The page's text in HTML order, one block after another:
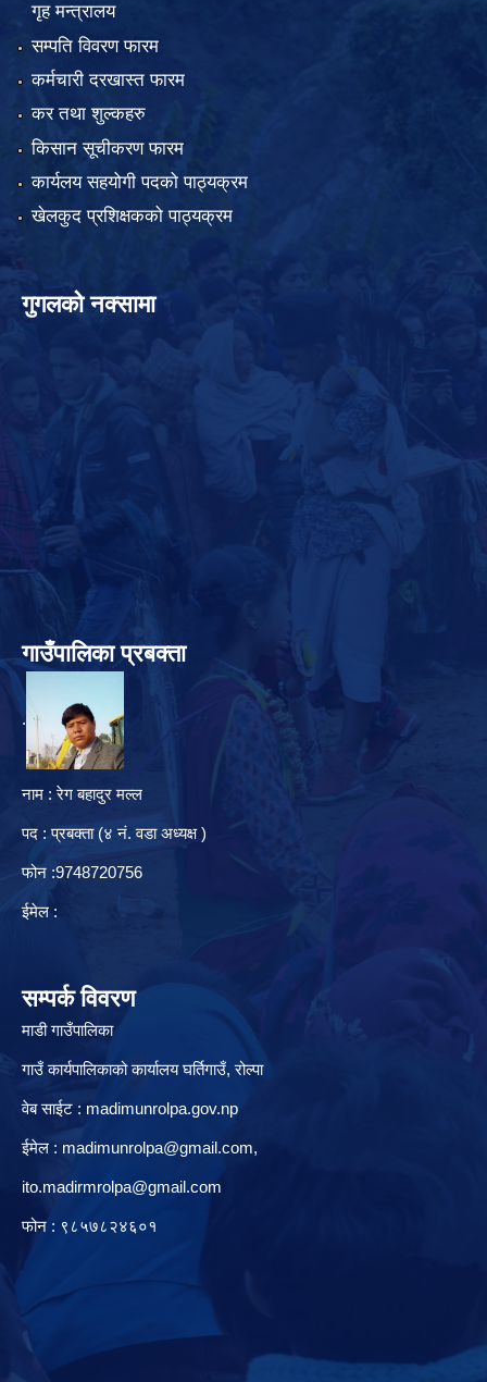
गृह मन्त्रालय
सम्पति विवरण फारम
कर्मचारी दरखास्त फारम
कर तथा शुल्कहरु
किसान सूचीकरण फारम
कार्यलय सहयोगी पदको पाठ्यक्रम
खेलकुद प्रशिक्षकको पाठ्यक्रम
गुगलको नक्सामा
गाउँपालिका प्रबक्ता
.
नाम : रेग बहादुर मल्ल
पद : प्रबक्ता (४ नं. वडा अध्यक्ष )
फोन :9748720756
ईमेल :
सम्पर्क विवरण
माडी गाउँपालिका
गाउँ कार्यपालिकाको कार्यालय घर्तिगाउँ, रो‍‍ल्पा
वेब साईट : madimunrolpa.gov.np
ईमेल : madimunrolpa@gmail.com,
ito.madirmrolpa@gmail.com
फोन : ९८५७८२४६०१